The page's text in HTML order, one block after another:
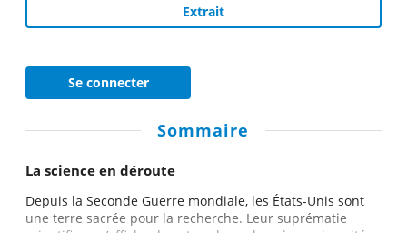
Extrait
Se connecter
Sommaire
La science en déroute
Depuis la Seconde Guerre mondiale, les États-Unis sont
une terre sacrée pour la recherche. Leur suprématie